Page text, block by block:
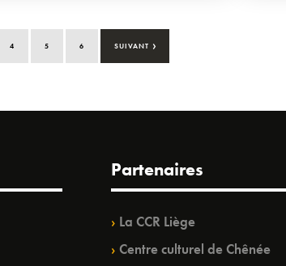
4 5 6 SUIVANT ›
Partenaires
La CCR Liège
Centre culturel de Chênée